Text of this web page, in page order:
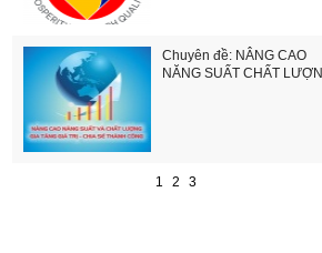
Chuyên đề: NÂNG CAO
NĂNG SUẤT CHẤT
1 2 3